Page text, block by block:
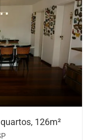
126m²